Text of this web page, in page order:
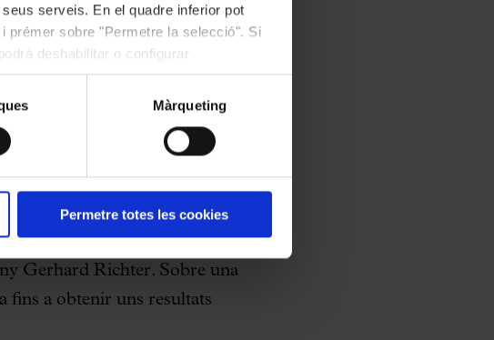
serveis. En el quadre inferior pot
prémer sobre "Permetre la selecció". Si
deshabilitar o configurar
Màrqueting
Permetre totes les cookies
possibilita la il·lusió d’un
comenta Jacobo Zabalo, que
la que determina en gran
donat, aquests patrons es
i el canvi de fase”.La quarta
The Shed de Nova York
Gerhard Richter. Sobre una
fins a obtenir uns resultats